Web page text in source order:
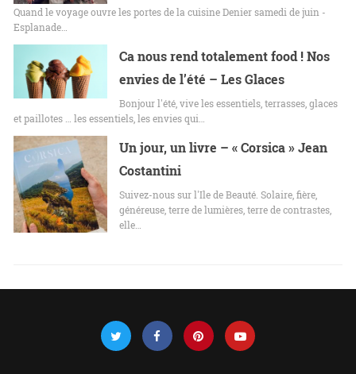
Quand le voyage ouvre les portes de la cuisine Denier samedi de juin -
Esplanade…
Ca nous rend totalement food ! Nos
envies de l’été – Les Glaces
Bonjour l'été, vive les essentiels, terrasses, glaces
et paillotes … les essentiels, les envies qui…
Un jour, un livre – « Corsica » Jean
Costantini
Suivez-nous sur l'Ile de Beauté. Solaire, fière,
généreuse, terre de lumières, terre de contrastes,
elle…